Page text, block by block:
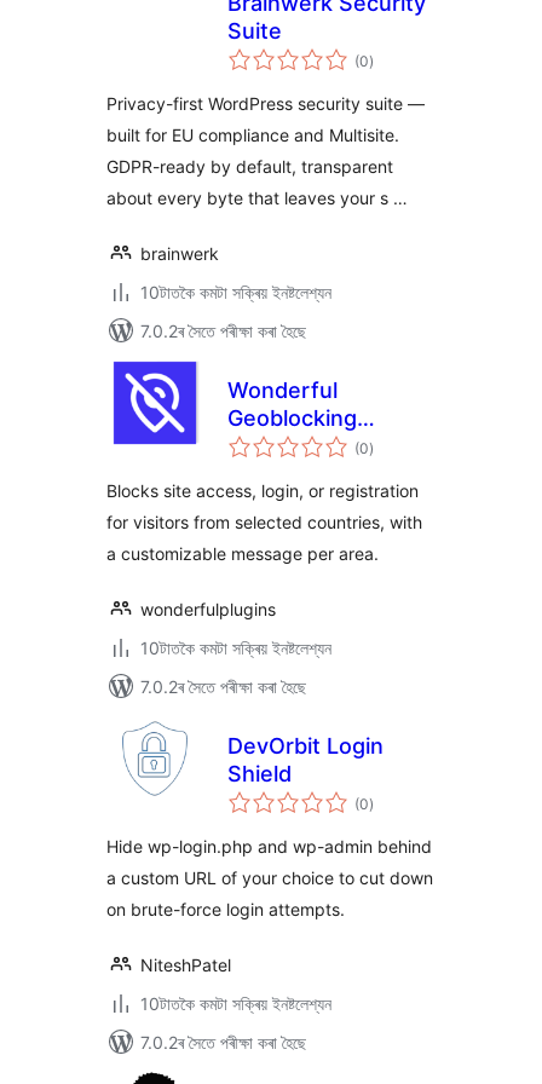
Suite
(0টা
মুঠ)
Privacy-first WordPress security suite —
built for EU compliance and Multisite.
GDPR-ready by default, transparent
about every byte that leaves your s …
brainwerk
10টাতকৈ কমটা সক্ৰিয় ইনষ্টলেশ্যন
7.0.2ৰ সৈতে পৰীক্ষা কৰা হৈছে
Wonderful
Geoblocking
Countries
(0টা
মুঠ)
Blocks site access, login, or registration
for visitors from selected countries, with
a customizable message per area.
wonderfulplugins
10টাতকৈ কমটা সক্ৰিয় ইনষ্টলেশ্যন
7.0.2ৰ সৈতে পৰীক্ষা কৰা হৈছে
DevOrbit Login
Shield
(0টা
মুঠ)
Hide wp-login.php and wp-admin behind
a custom URL of your choice to cut down
on brute-force login attempts.
NiteshPatel
10টাতকৈ কমটা সক্ৰিয় ইনষ্টলেশ্যন
7.0.2ৰ সৈতে পৰীক্ষা কৰা হৈছে